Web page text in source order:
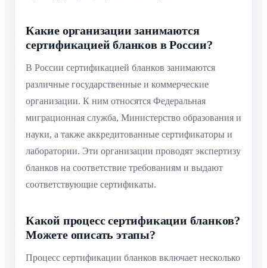
Какие организации занимаются
сертификацией бланков в России?
В России сертификацией бланков занимаются
различные государственные и коммерческие
организации. К ним относятся Федеральная
миграционная служба, Министерство образования и
науки, а также аккредитованные сертификаторы и
лаборатории. Эти организации проводят экспертизу
бланков на соответствие требованиям и выдают
соответствующие сертификаты.
Какой процесс сертификации бланков?
Можете описать этапы?
Процесс сертификации бланков включает несколько